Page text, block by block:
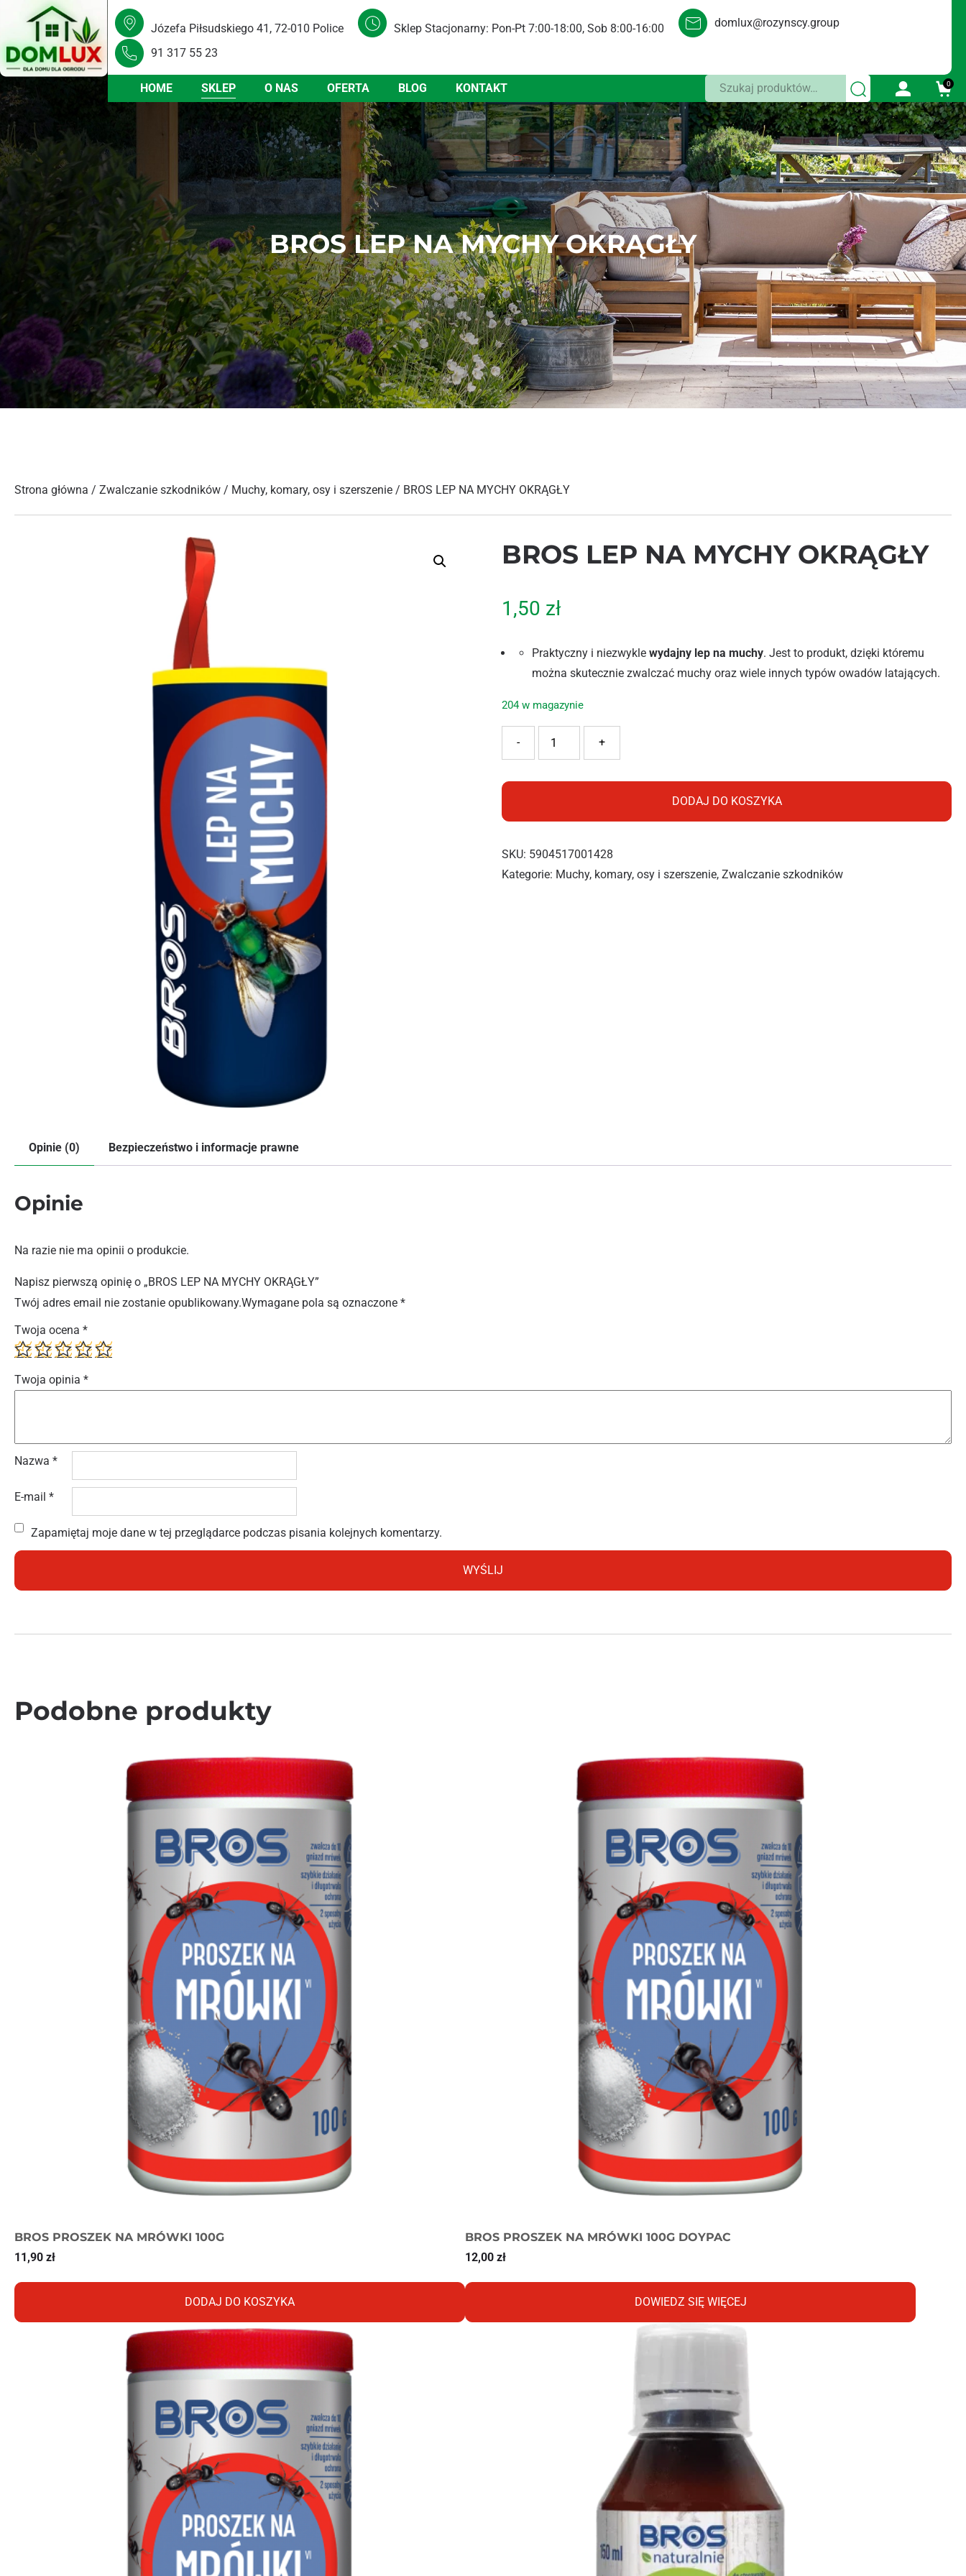
Józefa Piłsudskiego 41, 72-010 Police Sklep Stacjonarny: Pon-Pt 7:00-18:00, Sob 8:00-16:00 domlux@rozynscy.group
91 317 55 23
HOME SKLEP O NAS OFERTA BLOG KONTAKT Szukaj: 0
BROS LEP NA MYCHY OKRĄGŁY
Strona główna / Zwalczanie szkodników / Muchy, komary, osy i szerszenie / BROS LEP NA MYCHY OKRĄGŁY
BROS LEP NA MYCHY OKRĄGŁY
1,50 zł
Praktyczny i niezwyklewydajny lep na muchy. Jest to produkt, dzięki któremu
można skutecznie zwalczać muchy oraz wiele innych typów owadów latających.
204 w magazynie
+
-
DODAJ DO KOSZYKA
SKU: 5904517001428
Kategorie: Muchy, komary, osy i szerszenie,Zwalczanie szkodników
Opinie (0) Bezpieczeństwo i informacje prawne
Opinie
Na razie nie ma opinii o produkcie.
Napisz pierwszą opinię o „BROS LEP NA MYCHY OKRĄGŁY”
Twój adres email nie zostanie opublikowany.Wymagane pola są oznaczone *
Twoja ocena *
Twoja opinia *
Nazwa *
E-mail *
Zapamiętaj moje dane w tej przeglądarce podczas pisania kolejnych komentarzy.
Podobne produkty
BROS PROSZEK NA MRÓWKI 100G
11,90 zł
DODAJ DO KOSZYKA
BROS PROSZEK NA MRÓWKI 100G DOYPAC
12,00 zł
DOWIEDZ SIĘ WIĘCEJ